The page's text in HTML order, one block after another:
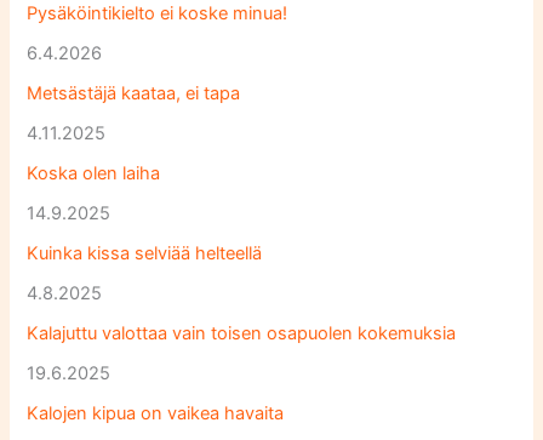
Pysäköintikielto ei koske minua!
6.4.2026
Metsästäjä kaataa, ei tapa
4.11.2025
Koska olen laiha
14.9.2025
Kuinka kissa selviää helteellä
4.8.2025
Kalajuttu valottaa vain toisen osapuolen kokemuksia
19.6.2025
Kalojen kipua on vaikea havaita